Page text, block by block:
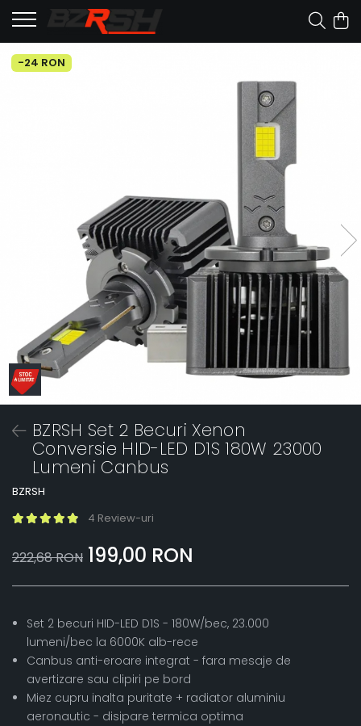
-24 RON
BZRSH Set 2 Becuri Xenon
Conversie HID-LED D1S 180W 23000
Lumeni Canbus
BZRSH
4 Review-uri
222,68 RON 199,00 RON
Set 2 becuri HID-LED D1S - 180W/bec, 23.000
lumeni/bec la 6000K alb-rece
Canbus anti-eroare integrat - fara mesaje de
avertizare sau clipiri pe bord
Miez cupru inalta puritate + radiator aluminiu
aeronautic - disipare termica optima